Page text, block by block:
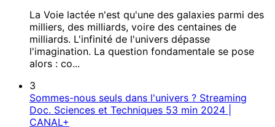
La Voie lactée n'est qu'une des galaxies parmi des
milliers, des milliards, voire des centaines de
milliards. L'infinité de l'univers dépasse
l'imagination. La question fondamentale se pose
alors : co...
3
Sommes-nous seuls dans l'univers ? Streaming
Doc. Sciences et Techniques 53 min 2024 |
CANAL+